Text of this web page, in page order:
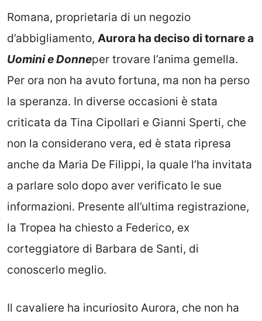
Romana, proprietaria di un negozio
d’abbigliamento, Aurora ha deciso di tornare a
Uomini e Donneper trovare l’anima gemella.
Per ora non ha avuto fortuna, ma non ha perso
la speranza. In diverse occasioni è stata
criticata da Tina Cipollari e Gianni Sperti, che
non la considerano vera, ed è stata ripresa
anche da Maria De Filippi, la quale l’ha invitata
a parlare solo dopo aver verificato le sue
informazioni. Presente all’ultima registrazione,
la Tropea ha chiesto a Federico, ex
corteggiatore di Barbara de Santi, di
conoscerlo meglio.
Il cavaliere ha incuriosito Aurora, che non ha